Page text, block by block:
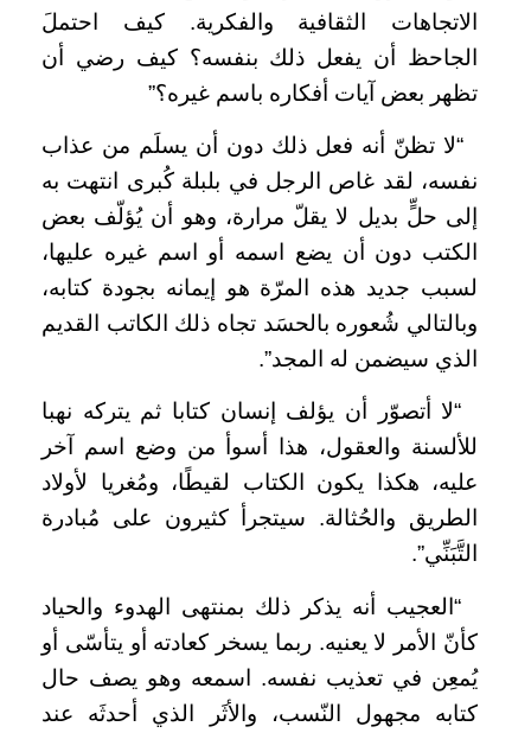
الاتجاهات الثقافية والفكرية. كيف احتملَ
الجاحظ أن يفعل ذلك بنفسه؟ كيف رضي أن
تظهر بعض آيات أفكاره باسم غيره؟”
“لا تظنّ أنه فعل ذلك دون أن يسلَم من عذاب
نفسه، لقد غاص الرجل في بلبلة كُبرى انتهت به
إلى حلٍّ بديل لا يقلّ مرارة، وهو أن يُؤلّف بعض
الكتب دون أن يضع اسمه أو اسم غيره عليها،
لسبب جديد هذه المرّة هو إيمانه بجودة كتابه،
وبالتالي شُعوره بالحسَد تجاه ذلك الكاتب القديم
الذي سيضمن له المجد”.
“لا أتصوّر أن يؤلف إنسان كتابا ثم يتركه نهبا
للألسنة والعقول، هذا أسوأ من وضع اسم آخر
عليه، هكذا يكون الكتاب لقيطًا، ومُغريا لأولاد
الطريق والحُثالة. سيتجرأ كثيرون على مُبادرة
التَّبَنِّي”.
“العجيب أنه يذكر ذلك بمنتهى الهدوء والحياد
كأنّ الأمر لا يعنيه. ربما يسخر كعادته أو يتأسّى أو
يُمعِن في تعذيب نفسه. اسمعه وهو يصف حال
كتابه مجهول النّسب، والأثَر الذي أحدثَه عند